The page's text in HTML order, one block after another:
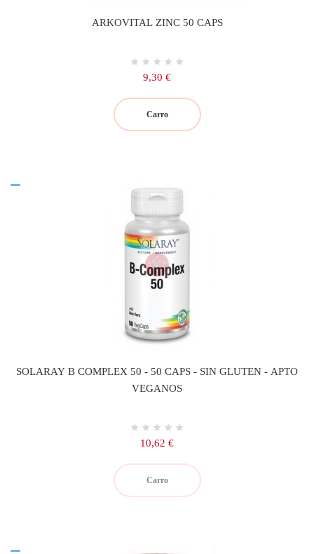
ARKOVITAL ZINC 50 CAPS
Precio
9,30 €
Carro
SOLARAY B COMPLEX 50 - 50 CAPS - SIN GLUTEN - APTO
VEGANOS
Precio
10,62 €
Carro